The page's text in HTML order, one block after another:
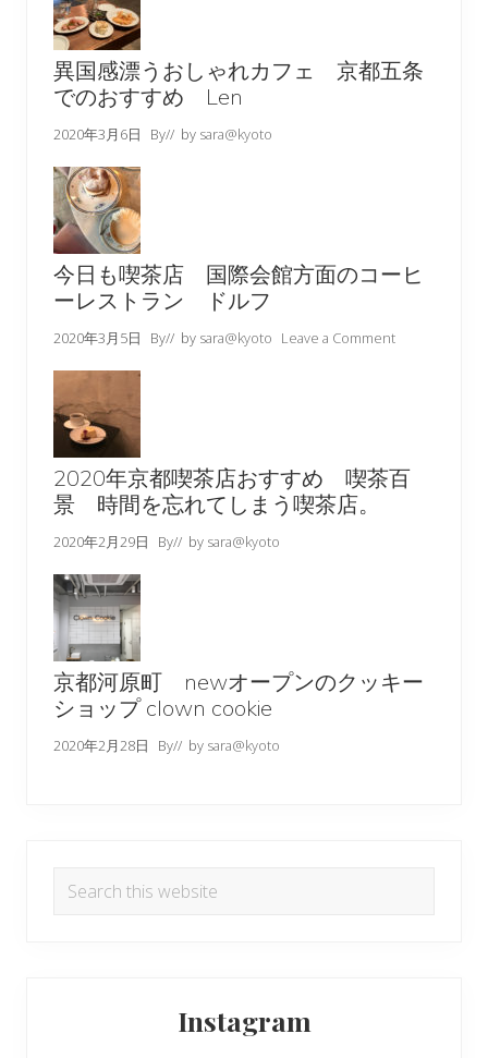
異国感漂うおしゃれカフェ 京都五条
でのおすすめ Len
2020年3月6日 By// by sara@kyoto
今日も喫茶店 国際会館方面のコーヒ
ーレストラン ドルフ
2020年3月5日 By// by sara@kyoto Leave a Comment
2020年京都喫茶店おすすめ 喫茶百
景 時間を忘れてしまう喫茶店。
2020年2月29日 By// by sara@kyoto
京都河原町 newオープンのクッキー
ショップ clown cookie
2020年2月28日 By// by sara@kyoto
Search
Instagram